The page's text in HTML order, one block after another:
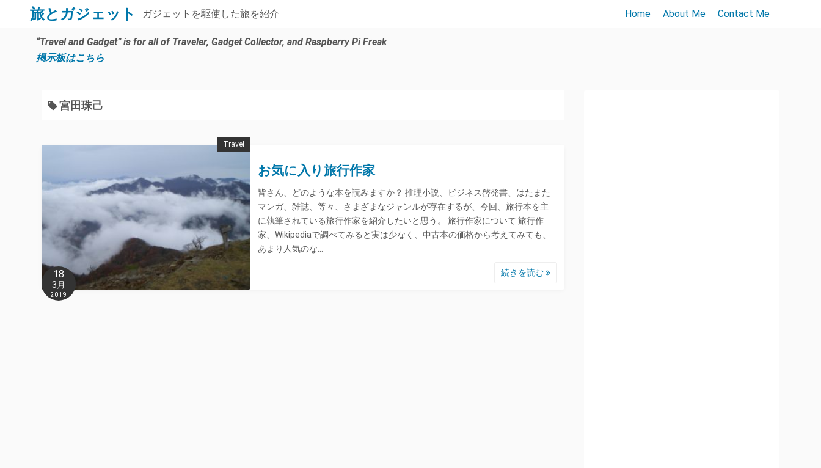
旅とガジェット ガジェットを駆使した旅を紹介 Home About Me Contact Me
“Travel and Gadget” is for all of Traveler, Gadget Collector, and Raspberry Pi Freak
掲示板はこちら
宮田珠己
Travel
18
3月
2019
お気に入り旅行作家
皆さん、どのような本を読みますか？ 推理小説、ビジネス啓発書、はたまた
マンガ、雑誌、等々、さまざまなジャンルが存在するが、今回、旅行本を主
に執筆されている旅行作家を紹介したいと思う。 旅行作家について 旅行作
家、Wikipediaで調べてみると実は少なく、中古本の価格から考えてみても、
あまり人気のな…
続きを読む